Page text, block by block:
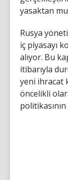
yasaktan
Rusya
iç piyasayı
alıyor. Bu
itibarıyla
yeni ihracat
öncelikli